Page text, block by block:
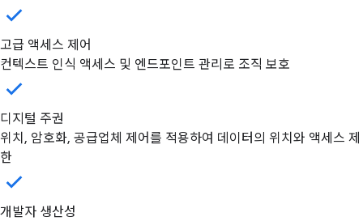
고급 액세스 제어
컨텍스트 인식 액세스 및 엔드포인트 관리로 조직 보호
디지털 주권
위치, 암호화, 공급업체 제어를 적용하여 데이터의 위치와 액세스 제
한
개발자 생산성